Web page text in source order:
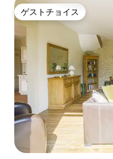
ゲストチョイス
ゲストチョイス